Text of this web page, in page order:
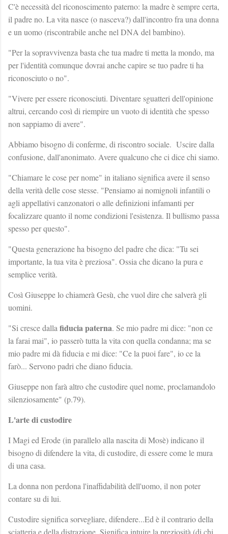
C'è necessità del riconoscimento paterno: la madre è sempre certa,
il padre no. La vita nasce (o nasceva?) dall'incontro fra una donna
e un uomo (riscontrabile anche nel DNA del bambino).
"Per la sopravvivenza basta che tua madre ti metta la mondo, ma
per l'identità comunque dovrai anche capire se tuo padre ti ha
riconosciuto o no".
"Vivere per essere riconosciuti. Diventare sguatteri dell'opinione
altrui, cercando così di riempire un vuoto di identità che spesso
non sappiamo di avere".
Abbiamo bisogno di conferme, di riscontro sociale. Uscire dalla
confusione, dall'anonimato. Avere qualcuno che ci dice chi siamo.
"Chiamare le cose per nome" in italiano significa avere il senso
della verità delle cose stesse. "Pensiamo ai nomignoli infantili o
agli appellativi canzonatori o alle definizioni infamanti per
focalizzare quanto il nome condizioni l'esistenza. Il bullismo passa
spesso per questo".
"Questa generazione ha bisogno del padre che dica: "Tu sei
importante, la tua vita è preziosa". Ossia che dicano la pura e
semplice verità.
Così Giuseppe lo chiamerà Gesù, che vuol dire che salverà gli
uomini.
"Si cresce dalla fiducia paterna. Se mio padre mi dice: "non ce
la farai mai", io passerò tutta la vita con quella condanna; ma se
mio padre mi dà fiducia e mi dice: "Ce la puoi fare", io ce la
farò... Servono padri che diano fiducia.
Giuseppe non farà altro che custodire quel nome, proclamandolo
silenziosamente" (p.79).
L'arte di custodire
I Magi ed Erode (in parallelo alla nascita di Mosè) indicano il
bisogno di difendere la vita, di custodire, di essere come le mura
di una casa.
La donna non perdona l'inaffidabilità dell'uomo, il non poter
contare su di lui.
Custodire significa sorvegliare, difendere...Ed è il contrario della
sciatteria e della distrazione. Significa intuire la preziosità (di chi